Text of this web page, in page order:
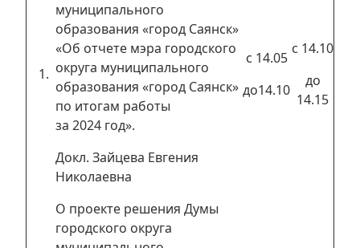
муниципального
образования «город Саянск»
«Об отчете мэра городского
округа муниципального
образования «город Саянск»
по итогам работы
за 2024 год».
Докл. Зайцева Евгения
Николаевна
с 14.05
до14.10
с 14.10
до
14.15
О проекте решения Думы
городского округа